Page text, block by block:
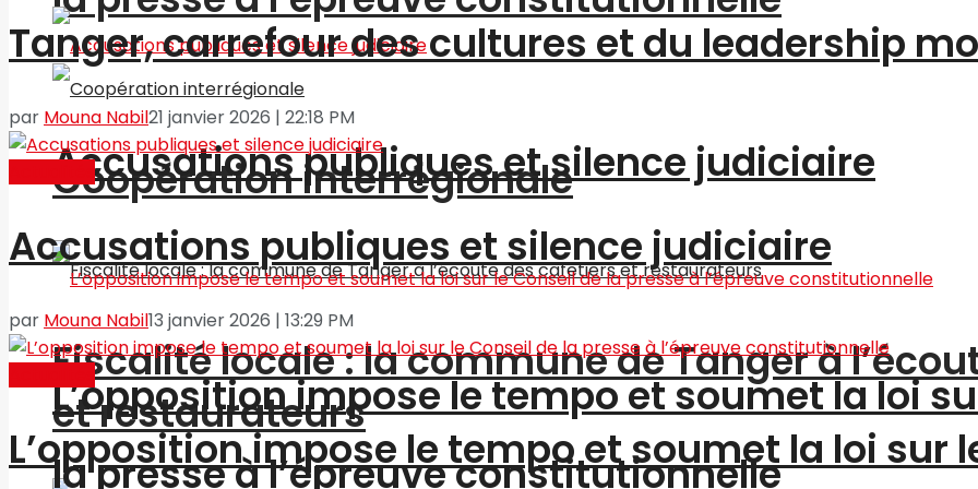
Coopération interrégionale
Fiscalité locale : la commune de Tanger à
et restaurateurs
Accusations publiques et silence judiciaire
L’opposition impose le tempo et soumet la loi
la presse à l’épreuve constitutionnelle
Tanger, carrefour des cultures et du leadership
par Mouna Nabil21 janvier 2026 | 22:18 PM
Accusations publiques et silence judiciaire
par Mouna Nabil13 janvier 2026 | 13:29 PM
L’opposition impose le tempo et soumet la loi sur